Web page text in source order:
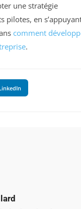
une stratégie
pilotes, en
comment
.